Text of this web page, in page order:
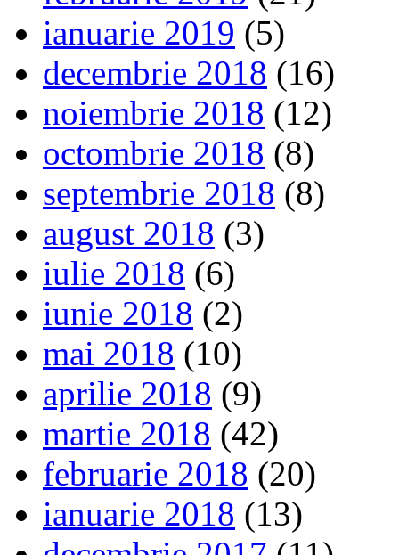
ianuarie 2019 (5)
decembrie 2018 (16)
noiembrie 2018 (12)
octombrie 2018 (8)
septembrie 2018 (8)
august 2018 (3)
iulie 2018 (6)
iunie 2018 (2)
mai 2018 (10)
aprilie 2018 (9)
martie 2018 (42)
februarie 2018 (20)
ianuarie 2018 (13)